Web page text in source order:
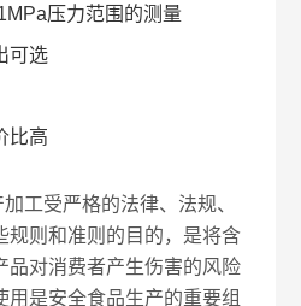
压力范围的测量
可选
比高
受严格的法律、法规、
规则和准则的目的，是将含
品对消费者产生伤害的风险
用是安全食品生产的重要组